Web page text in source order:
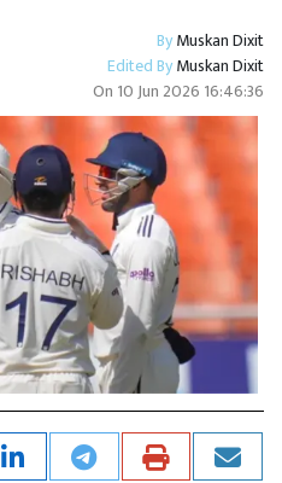
ByMuskan Dixit
Edited ByMuskan Dixit
On 10 Jun 2026 16:46:36